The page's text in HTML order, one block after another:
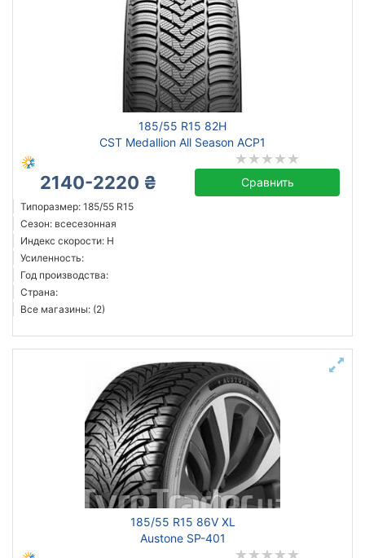
185/55 R15 82H
CST Medallion All Season ACP1
2140-2220 ₴ Сравнить
Типоразмер: 185/55 R15
Сезон: всесезонная
Индекс скорости: H
Усиленность:
Год производства:
Страна:
Все магазины: (2)
185/55 R15 86V XL
Austone SP-401